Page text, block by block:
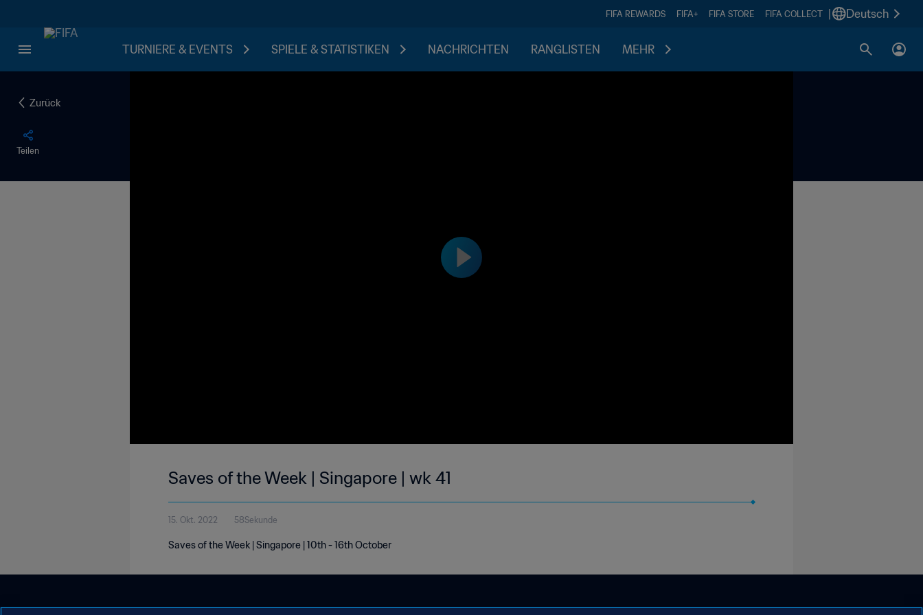
FIFA REWARDS FIFA+ FIFA STORE FIFA COLLECT Deutsch
TURNIERE & EVENTS SPIELE & STATISTIKEN NACHRICHTEN RANGLISTEN MEHR
Zurück
Teilen
Saves of the Week | Singapore | wk 41
15. Okt. 2022 58Sekunde
Saves of the Week | Singapore | 10th - 16th October